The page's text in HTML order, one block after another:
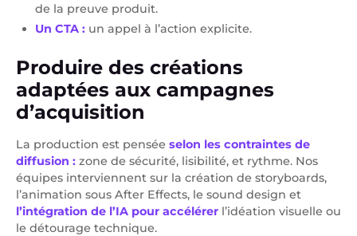
de la preuve produit.
Un CTA : un appel à l’action explicite.
Produire des créations
adaptées aux campagnes
d’acquisition
La production est pensée selon les contraintes de
diffusion : zone de sécurité, lisibilité, et rythme. Nos
équipes interviennent sur la création de storyboards,
l’animation sous After Effects, le sound design et
l’intégration de l’IA pour accélérer l’idéation visuelle ou
le détourage technique.